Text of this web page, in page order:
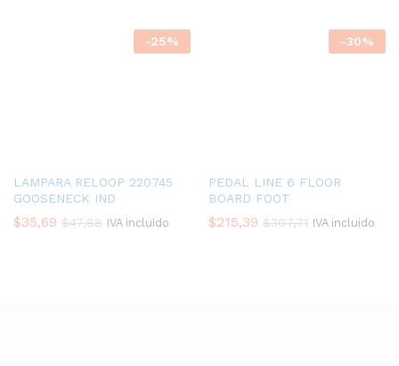
-25%
LAMPARA RELOOP 220745
GOOSENECK IND
$35,69 $47,88 IVA incluido
-30%
PEDAL LINE 6 FLOOR
BOARD FOOT
$215,39 $307,71 IVA incluido